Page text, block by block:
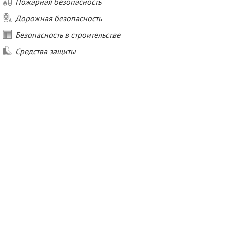
Дорожная безопасность
Безопасность в строительстве
Средства защиты